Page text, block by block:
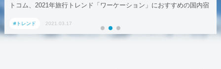
トコム、2021年旅行トレンド「ワーケーション」におすすめの国内宿
#トレンド 2021.03.17